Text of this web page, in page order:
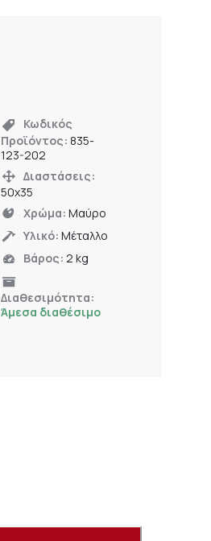
Κωδικός
Προϊόντος: 835-
123-202
Διαστάσεις:
50x35
Χρώμα: Μαύρο
Υλικό: Μέταλλο
Βάρος: 2 kg
Διαθεσιμότητα:
Άμεσα διαθέσιμο